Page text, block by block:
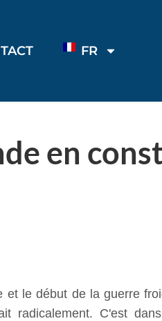
FR
en
et le début de la guerre
radicalement. C'est